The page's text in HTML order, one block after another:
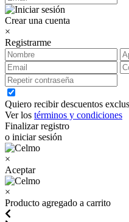
Crear una cuenta
×
Registrarme
Quiero recibir descuentos
Ver los términos y condiciones
Finalizar registro
o iniciar sesión
×
Aceptar
×
Producto agregado a carrito